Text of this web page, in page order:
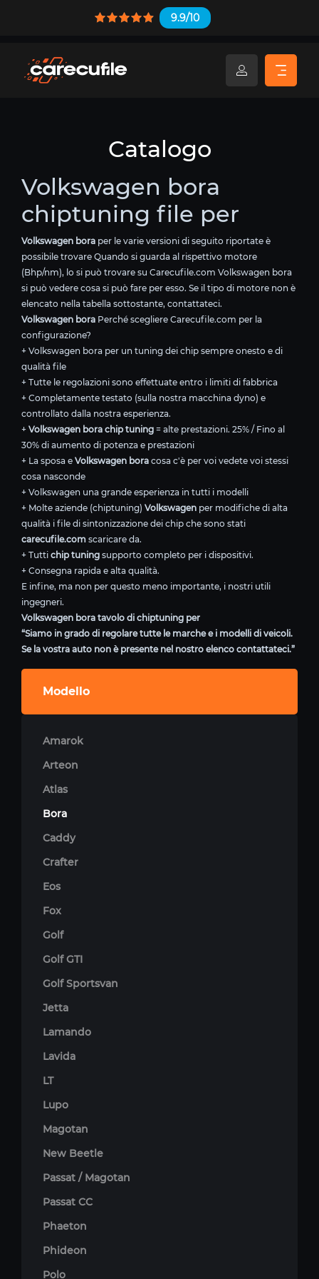
9.9/10
Catalogo
Volkswagen bora
chiptuning file per
Volkswagen bora per le varie versioni di seguito riportate è
possibile trovare Quando si guarda al rispettivo motore
(Bhp/nm), lo si può trovare su Carecufile.com Volkswagen bora
si può vedere cosa si può fare per esso. Se il tipo di motore non è
elencato nella tabella sottostante, contattateci.
Volkswagen bora Perché scegliere Carecufile.com per la
configurazione?
+ Volkswagen bora per un tuning dei chip sempre onesto e di
qualità file
+ Tutte le regolazioni sono effettuate entro i limiti di fabbrica
+ Completamente testato (sulla nostra macchina dyno) e
controllato dalla nostra esperienza.
+ Volkswagen bora chip tuning = alte prestazioni. 25% / Fino al
30% di aumento di potenza e prestazioni
+ La sposa e Volkswagen bora cosa c'è per voi vedete voi stessi
cosa nasconde
+ Volkswagen una grande esperienza in tutti i modelli
+ Molte aziende (chiptuning) Volkswagen per modifiche di alta
qualità i file di sintonizzazione dei chip che sono stati
carecufile.com scaricare da.
+ Tutti chip tuning supporto completo per i dispositivi.
+ Consegna rapida e alta qualità.
E infine, ma non per questo meno importante, i nostri utili
ingegneri.
Volkswagen bora tavolo di chiptuning per
“Siamo in grado di regolare tutte le marche e i modelli di veicoli.
Se la vostra auto non è presente nel nostro elenco contattateci.”
Modello
Amarok
Arteon
Atlas
Bora
Caddy
Crafter
Eos
Fox
Golf
Golf GTI
Golf Sportsvan
Jetta
Lamando
Lavida
LT
Lupo
Magotan
New Beetle
Passat / Magotan
Passat CC
Phaeton
Phideon
Polo